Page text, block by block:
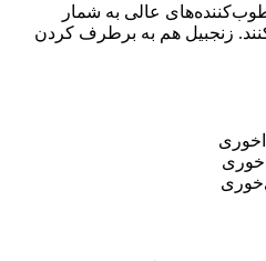
عالی به شمار
زنجبیل هم به برطرف کردن